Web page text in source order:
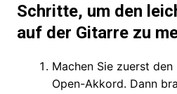
Schritte, um den
auf der Gitarre zu
Machen Sie zuerst
Open-Akkord. Dann